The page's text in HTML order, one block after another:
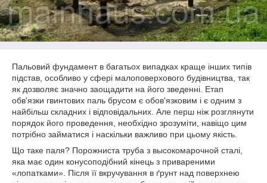
Пальовий фундамент в багатьох випадках краще інших типів
підстав, особливо у сфері малоповерхового будівництва, так
як дозволяє значно заощадити на його зведенні. Етап
обв'язки гвинтових паль брусом є обов'язковим і є одним з
найбільш складних і відповідальних. Але перш ніж розглянути
порядок його проведення, необхідно зрозуміти, навіщо цим
потрібно займатися і наскільки важливо при цьому якість.
Що таке паля? Порожниста труба з высокомарочной сталі,
яка має один конусоподібний кінець з привареними
«лопатками». Після її вкручування в ґрунт над поверхнею